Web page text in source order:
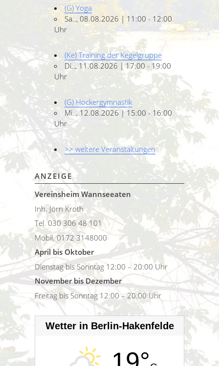
(G) Yoga
Sa.., 08.08.2026 | 11:00 - 12:00
Uhr
(Ke) Training der Kegelgruppe
Di.., 11.08.2026 | 17:00 - 19:00
Uhr
(G) Hockergymnastik
Mi.., 12.08.2026 | 15:00 - 16:00
Uhr
>> weitere Veranstaltungen
ANZEIGE
Vereinsheim Wannseeaten
Inh. Jörn Kroth
Tel. 030 306 48 101
Mobil. 0172 3148000
April bis Oktober
Dienstag bis Sonntag 12:00 – 20:00 Uhr
November bis Dezember
Freitag bis Sonntag 12:00 – 20:00 Uhr
Wetter in Berlin-Hakenfelde